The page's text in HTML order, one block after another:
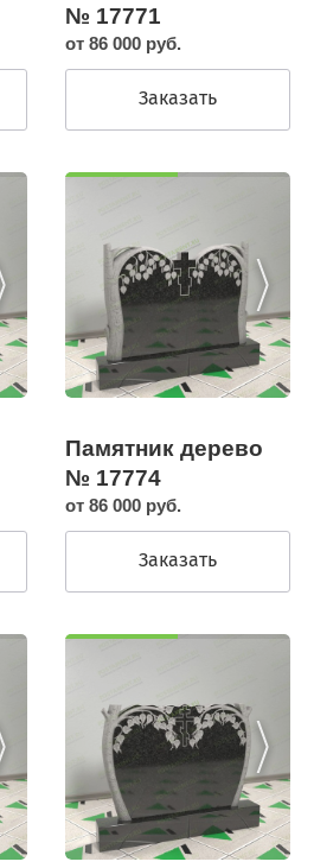
№ 17771
от 86 000 руб.
Заказать
Памятник дерево
№ 17774
от 86 000 руб.
Заказать